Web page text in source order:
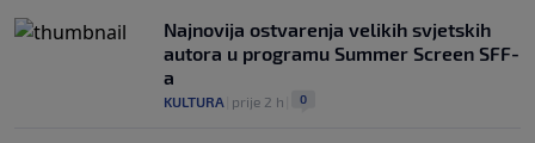
Najnovija ostvarenja velikih svjetskih
autora u programu Summer Screen SFF-
a
KULTURA prije 2 h 0